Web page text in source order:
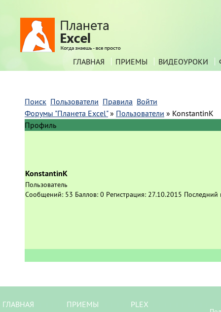
ГЛАВНАЯ ПРИЕМЫ ВИДЕОУРОКИ
Поиск Пользователи Правила Войти
Форумы "Планета Excel" » Пользователи » KonstantinK
Профиль
KonstantinK
Пользователь
Сообщений: 53 Баллов: 0 Регистрация: 27.10.2015 Последний
ГЛАВНАЯ
ПРИЕМЫ PLEX